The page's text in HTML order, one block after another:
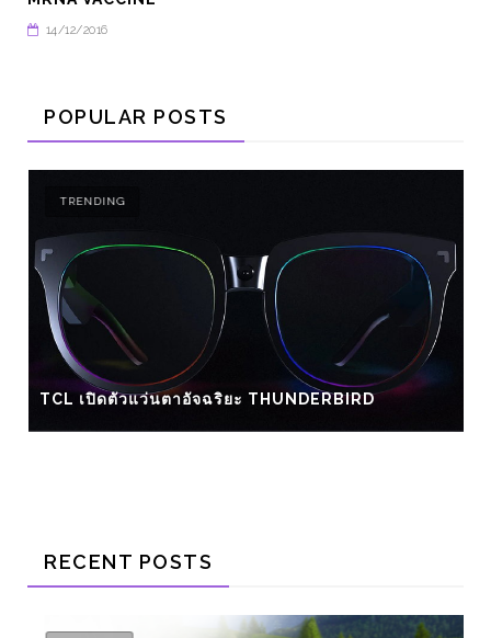
14/12/2016
POPULAR POSTS
TRENDING
TCL เปิดตัวแว่นตาอัจฉริยะ THUNDERBIRD
RECENT POSTS